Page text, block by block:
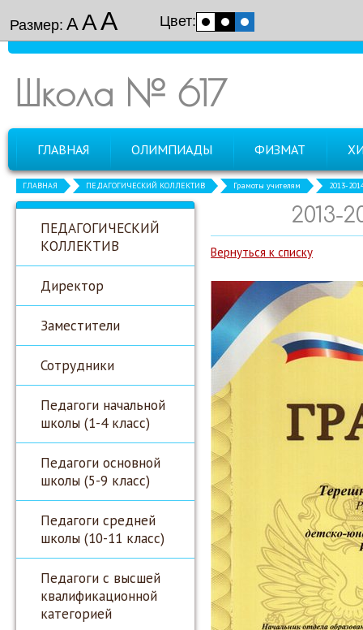
Размер: ААА Цвет:
Школа № 617
ГЛАВНАЯ ОЛИМПИАДЫ ФИЗМАТ
ГЛАВНАЯ ПЕДАГОГИЧЕСКИЙ КОЛЛЕКТИВ Грамоты учителям 2013-
ПЕДАГОГИЧЕСКИЙ
КОЛЛЕКТИВ
Директор
Заместители
Сотрудники
Педагоги начальной
школы (1-4 класс)
Педагоги основной
школы (5-9 класс)
Педагоги средней
школы (10-11 класс)
Педагоги с высшей
квалификационной
категорией
2013-
Вернуться к списку